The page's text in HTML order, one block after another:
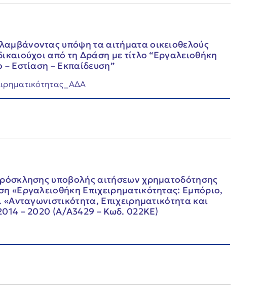
υπόψη τα αιτήματα οικειοθελούς
από τη Δράση με τίτλο “Εργαλειοθήκη
– Εστίαση – Εκπαίδευση”
υποβολής αιτήσεων χρηματοδότησης
«Εργαλειοθήκη Επιχειρηματικότητας: Εμπόριο,
Επιχειρηματικότητα και
– 2020 (Α/Α3429 – Κωδ. 022ΚΕ)